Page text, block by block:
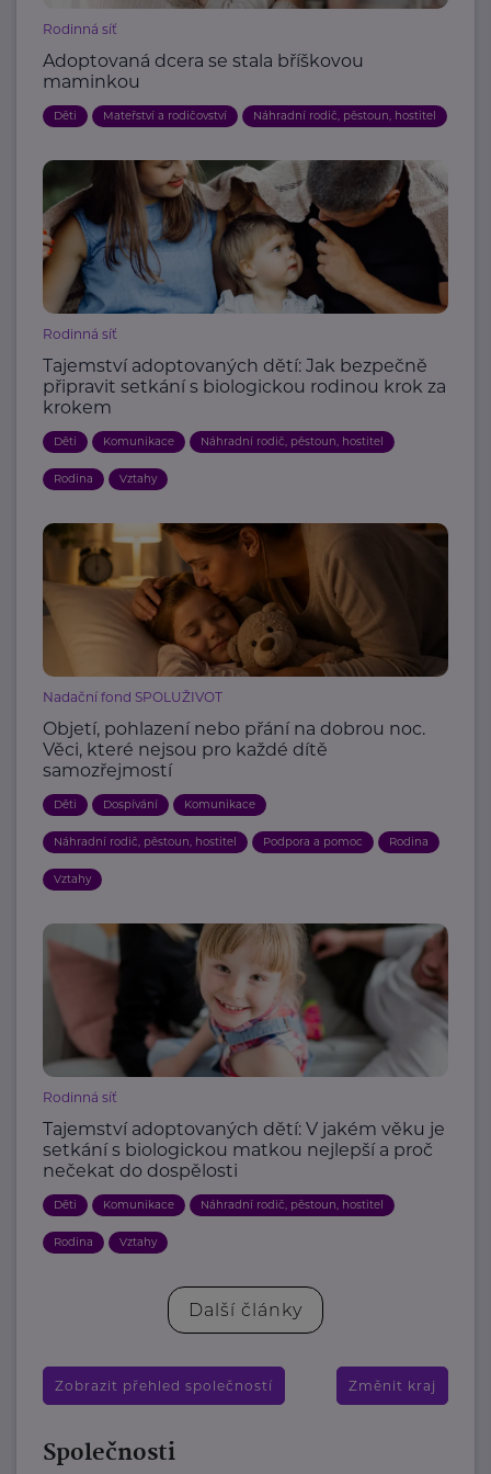
Rodinná síť
Adoptovaná dcera se stala bříškovou
maminkou
Děti Mateřství a rodičovství Náhradní rodič, pěstoun, hostitel
Rodinná síť
Tajemství adoptovaných dětí: Jak bezpečně
připravit setkání s biologickou rodinou krok za
krokem
Děti Komunikace Náhradní rodič, pěstoun, hostitel
Rodina Vztahy
Nadační fond SPOLUŽIVOT
Objetí, pohlazení nebo přání na dobrou noc.
Věci, které nejsou pro každé dítě
samozřejmostí
Děti Dospívání Komunikace
Náhradní rodič, pěstoun, hostitel Podpora a pomoc Rodina
Vztahy
Rodinná síť
Tajemství adoptovaných dětí: V jakém věku je
setkání s biologickou matkou nejlepší a proč
nečekat do dospělosti
Děti Komunikace Náhradní rodič, pěstoun, hostitel
Rodina Vztahy
Další články
Zobrazit přehled společností Změnit kraj
Společnosti